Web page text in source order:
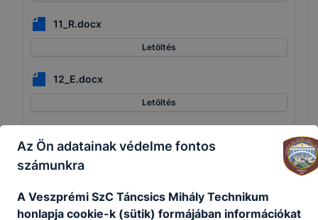
11_R.docx
Letöltés
12_E.docx
Letöltés
12_R.docx
Letöltés
Az Ön adatainak védelme fontos
számunkra
A Veszprémi SzC Táncsics Mihály Technikum
honlapja cookie-k (sütik) formájában információkat